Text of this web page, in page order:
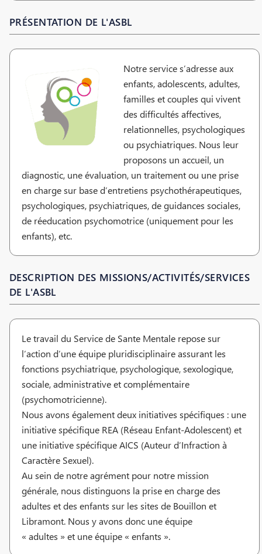
PRÉSENTATION DE L'ASBL
Notre service s’adresse aux
enfants, adolescents, adultes,
familles et couples qui vivent
des difficultés affectives,
relationnelles, psychologiques
ou psychiatriques. Nous leur
proposons un accueil, un
diagnostic, une évaluation, un traitement ou une prise
en charge sur base d’entretiens psychothérapeutiques,
psychologiques, psychiatriques, de guidances sociales,
de réeducation psychomotrice (uniquement pour les
enfants), etc.
DESCRIPTION DES MISSIONS/ACTIVITÉS/SERVICES
DE L'ASBL
Le travail du Service de Sante Mentale repose sur
l’action d’une équipe pluridisciplinaire assurant les
fonctions psychiatrique, psychologique, sexologique,
sociale, administrative et complémentaire
(psychomotricienne).
Nous avons également deux initiatives spécifiques : une
initiative spécifique REA (Réseau Enfant-Adolescent) et
une initiative spécifique AICS (Auteur d’Infraction à
Caractère Sexuel).
Au sein de notre agrément pour notre mission
générale, nous distinguons la prise en charge des
adultes et des enfants sur les sites de Bouillon et
Libramont. Nous y avons donc une équipe
« adultes » et une équipe « enfants ».